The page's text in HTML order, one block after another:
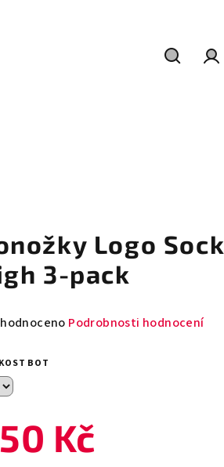
Logo Sock
3-pack
Podrobnosti hodnocení
BOT
Kč